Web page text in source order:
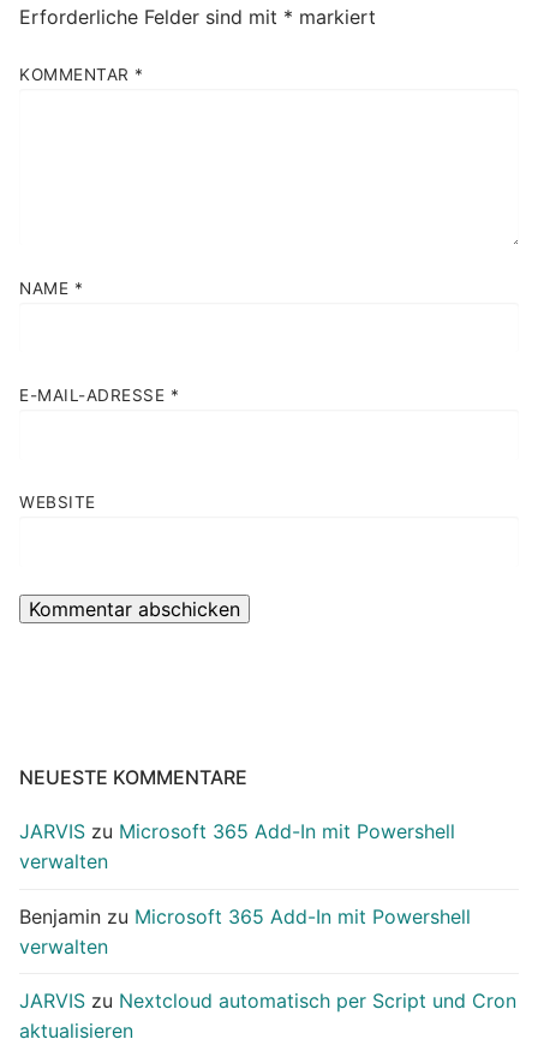
Erforderliche Felder sind mit * markiert
KOMMENTAR *
NAME *
E-MAIL-ADRESSE *
WEBSITE
NEUESTE KOMMENTARE
JARVIS zu Microsoft 365 Add-In mit Powershell
verwalten
Benjamin zu Microsoft 365 Add-In mit Powershell
verwalten
JARVIS zu Nextcloud automatisch per Script und Cron
aktualisieren